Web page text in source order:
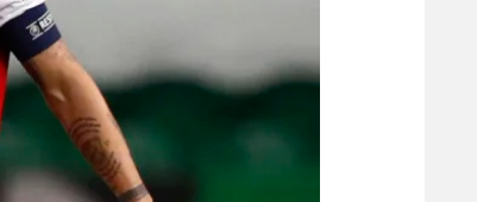
רשיון להקרנה פומבית לבית עסק